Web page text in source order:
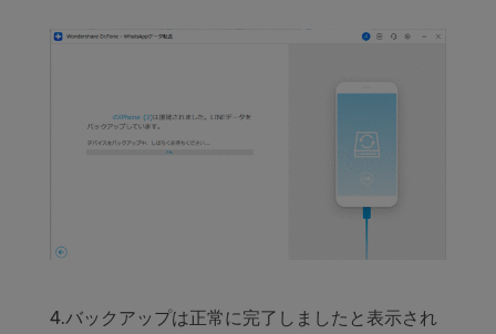
4.バックアップは正常に完了しましたと表示され